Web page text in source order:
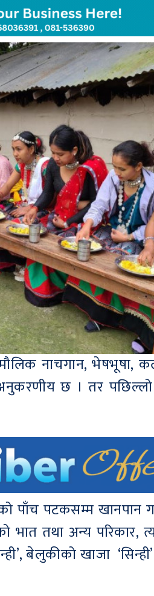
नाचगान, भेषभूषा,
छ । तर
पाँच पटकसम्म खानपान
भात तथा अन्य परिकार,
बेलुकीको खाजा